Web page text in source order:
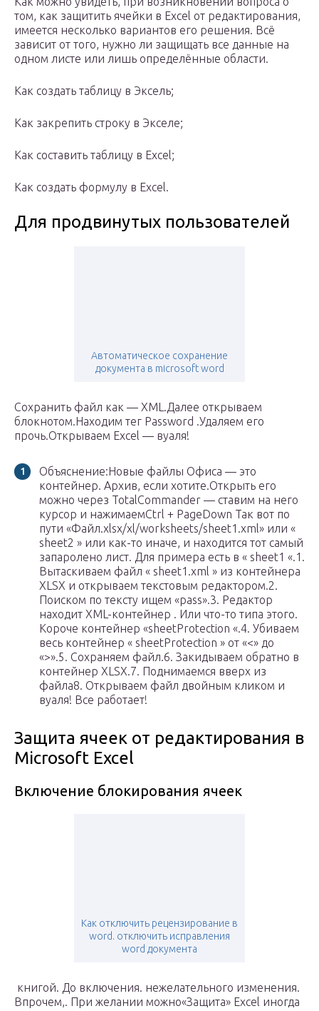
том, как защитить ячейки в Excel от редактирования,
имеется несколько вариантов его решения. Всё
зависит от того, нужно ли защищать все данные на
одном листе или лишь определённые области.
Как создать таблицу в Эксель;
Как закрепить строку в Экселе;
Как составить таблицу в Excel;
Как создать формулу в Excel.
Для продвинутых пользователей
Автоматическое сохранение
документа в microsoft word
Сохранить файл как — XML.Далее открываем
блокнотом.Находим тег Password .Удаляем его
прочь.Открываем Excel — вуаля!
Объяснение:Новые файлы Офиса — это
контейнер. Архив, если хотите.Открыть его
можно через TotalCommander — ставим на него
курсор и нажимаемCtrl + PageDown Так вот по
пути «Файл.xlsx/xl/worksheets/sheet1.xml» или «
sheet2 » или как-то иначе, и находится тот самый
запаролено лист. Для примера есть в « sheet1 «.1.
Вытаскиваем файл « sheet1.xml » из контейнера
XLSX и открываем текстовым редактором.2.
Поиском по тексту ищем «pass».3. Редактор
находит XML-контейнер . Или что-то типа этого.
Короче контейнер «sheetProtection «.4. Убиваем
весь контейнер « sheetProtection » от «<» до
«>».5. Сохраняем файл.6. Закидываем обратно в
контейнер XLSX.7. Поднимаемся вверх из
файла8. Открываем файл двойным кликом и
вуаля! Все работает!
Защита ячеек от редактирования в
Microsoft Excel
Включение блокирования ячеек
Как отключить рецензирование в
word. отключить исправления
word документа
​ книгой. До включения​.​ нежелательного изменения.
Впрочем,​. При желании можно​«Защита»​ Excel иногда